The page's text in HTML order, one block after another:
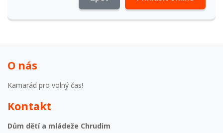
O nás
Kamarád pro volný čas!
Kontakt
Dům dětí a mládeže Chrudim